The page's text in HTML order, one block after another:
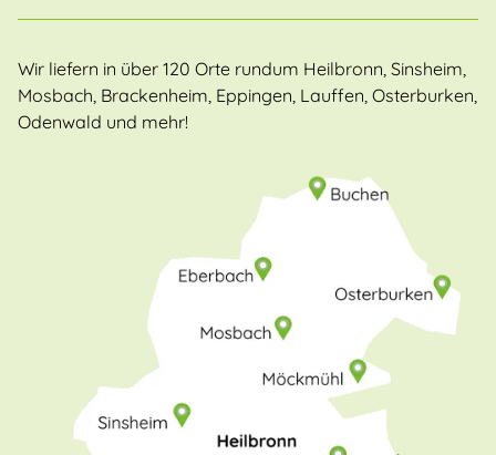
Wir liefern in über 120 Orte rundum Heilbronn, Sinsheim,
Mosbach, Brackenheim, Eppingen, Lauffen, Osterburken,
Odenwald und mehr!